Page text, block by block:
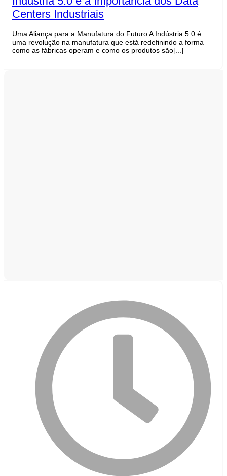
Centers Industriais
Uma Aliança para a Manufatura do Futuro A Indústria 5.0 é
uma revolução na manufatura que está redefinindo a forma
como as fábricas operam e como os produtos são[...]